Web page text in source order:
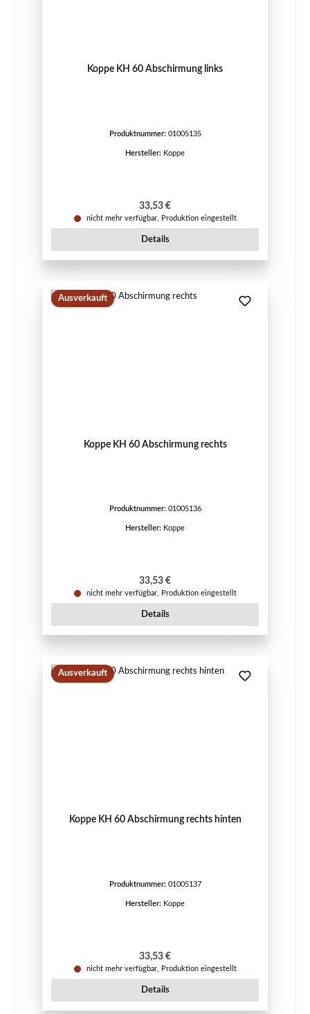
Koppe KH 60 Abschirmung links
Produktnummer: 01005135
Hersteller: Koppe
Regulärer Preis:
33,53 €
nicht mehr verfügbar, Produktion eingestellt
Details
Ausverkauft
Koppe KH 60 Abschirmung rechts
Produktnummer: 01005136
Hersteller: Koppe
Regulärer Preis:
33,53 €
nicht mehr verfügbar, Produktion eingestellt
Details
Ausverkauft
Koppe KH 60 Abschirmung rechts hinten
Produktnummer: 01005137
Hersteller: Koppe
Regulärer Preis:
33,53 €
nicht mehr verfügbar, Produktion eingestellt
Details